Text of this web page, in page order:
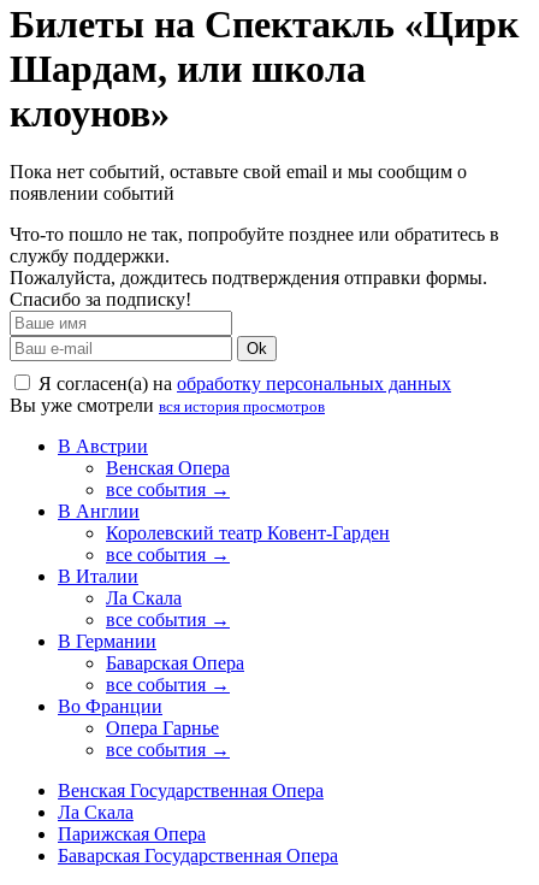
Билеты на Спектакль «Цирк
Шардам, или школа
клоунов»
Пока нет событий, оставьте свой email и мы сообщим о
появлении событий
Что-то пошло не так, попробуйте позднее или обратитесь в
службу поддержки.
Пожалуйста, дождитесь подтверждения отправки формы.
Спасибо за подписку!
Ok
Я согласен(а) на обработку персональных данных
Вы уже смотрели вся история просмотров
В Австрии
Венская Опера
все события →
В Англии
Королевский театр Ковент-Гарден
все события →
В Италии
Ла Скала
все события →
В Германии
Баварская Опера
все события →
Во Франции
Опера Гарнье
все события →
Венская Государственная Опера
Ла Скала
Парижская Опера
Баварская Государственная Опера